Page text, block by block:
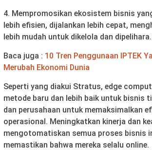
4. Mempromosikan ekosistem bisnis
lebih efisien, dijalankan lebih cepat,
lebih mudah untuk dikelola dan dipelihara.
Baca juga : 10 Tren Penggunaan IPTEK
Merubah Ekonomi Dunia
Seperti yang diakui Stratus, edge
metode baru dan lebih baik untuk bisnis
dan perusahaan untuk memaksimalkan
operasional. Meningkatkan kinerja dan
mengotomatiskan semua proses bisnis
memastikan bahwa mereka selalu online.